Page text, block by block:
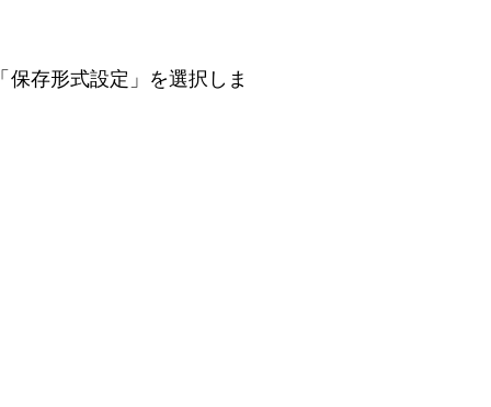
存形式設定」を選択しま